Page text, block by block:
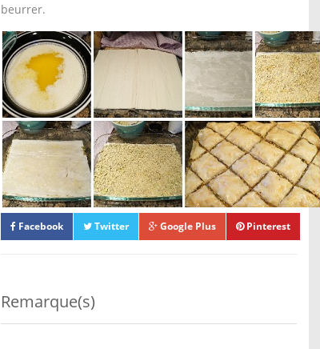
beurrer.
Mettre la deuxième, la troisième jusqu'à la septième feuille
en badigeonnant chaque feuille de beurre fondu à l'aide
d'un pinceau à pâtisserie.
Répartir la farce sur toute la surface. Couvrir d'une feuille
de brick, puis d'une deuxième jusqu'à la septième feuille
en beurrant chaque feuille.
Couper la baklawa en losange de trois cm de côté.
Mettre au milieu de chaque losange une demi amande.
Bien beurrer la surface et enfourner à 150°C pendant 45
Facebook Twitter Google Plus Pinterest
Remarque(s)